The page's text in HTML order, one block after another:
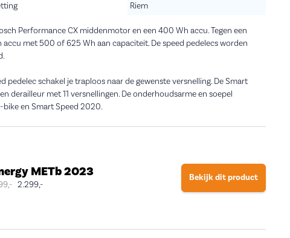
Riem
Performance CX middenmotor en een 400 Wh accu. Tegen een
met 500 of 625 Wh aan capaciteit. De speed pedelecs worden
pedelec schakel je traploos naar de gewenste versnelling. De Smart
derailleur met 11 versnellingen. De onderhoudsarme en soepel
en Smart Speed 2020.
METb 2023
2.299,-
Bekijk dit product